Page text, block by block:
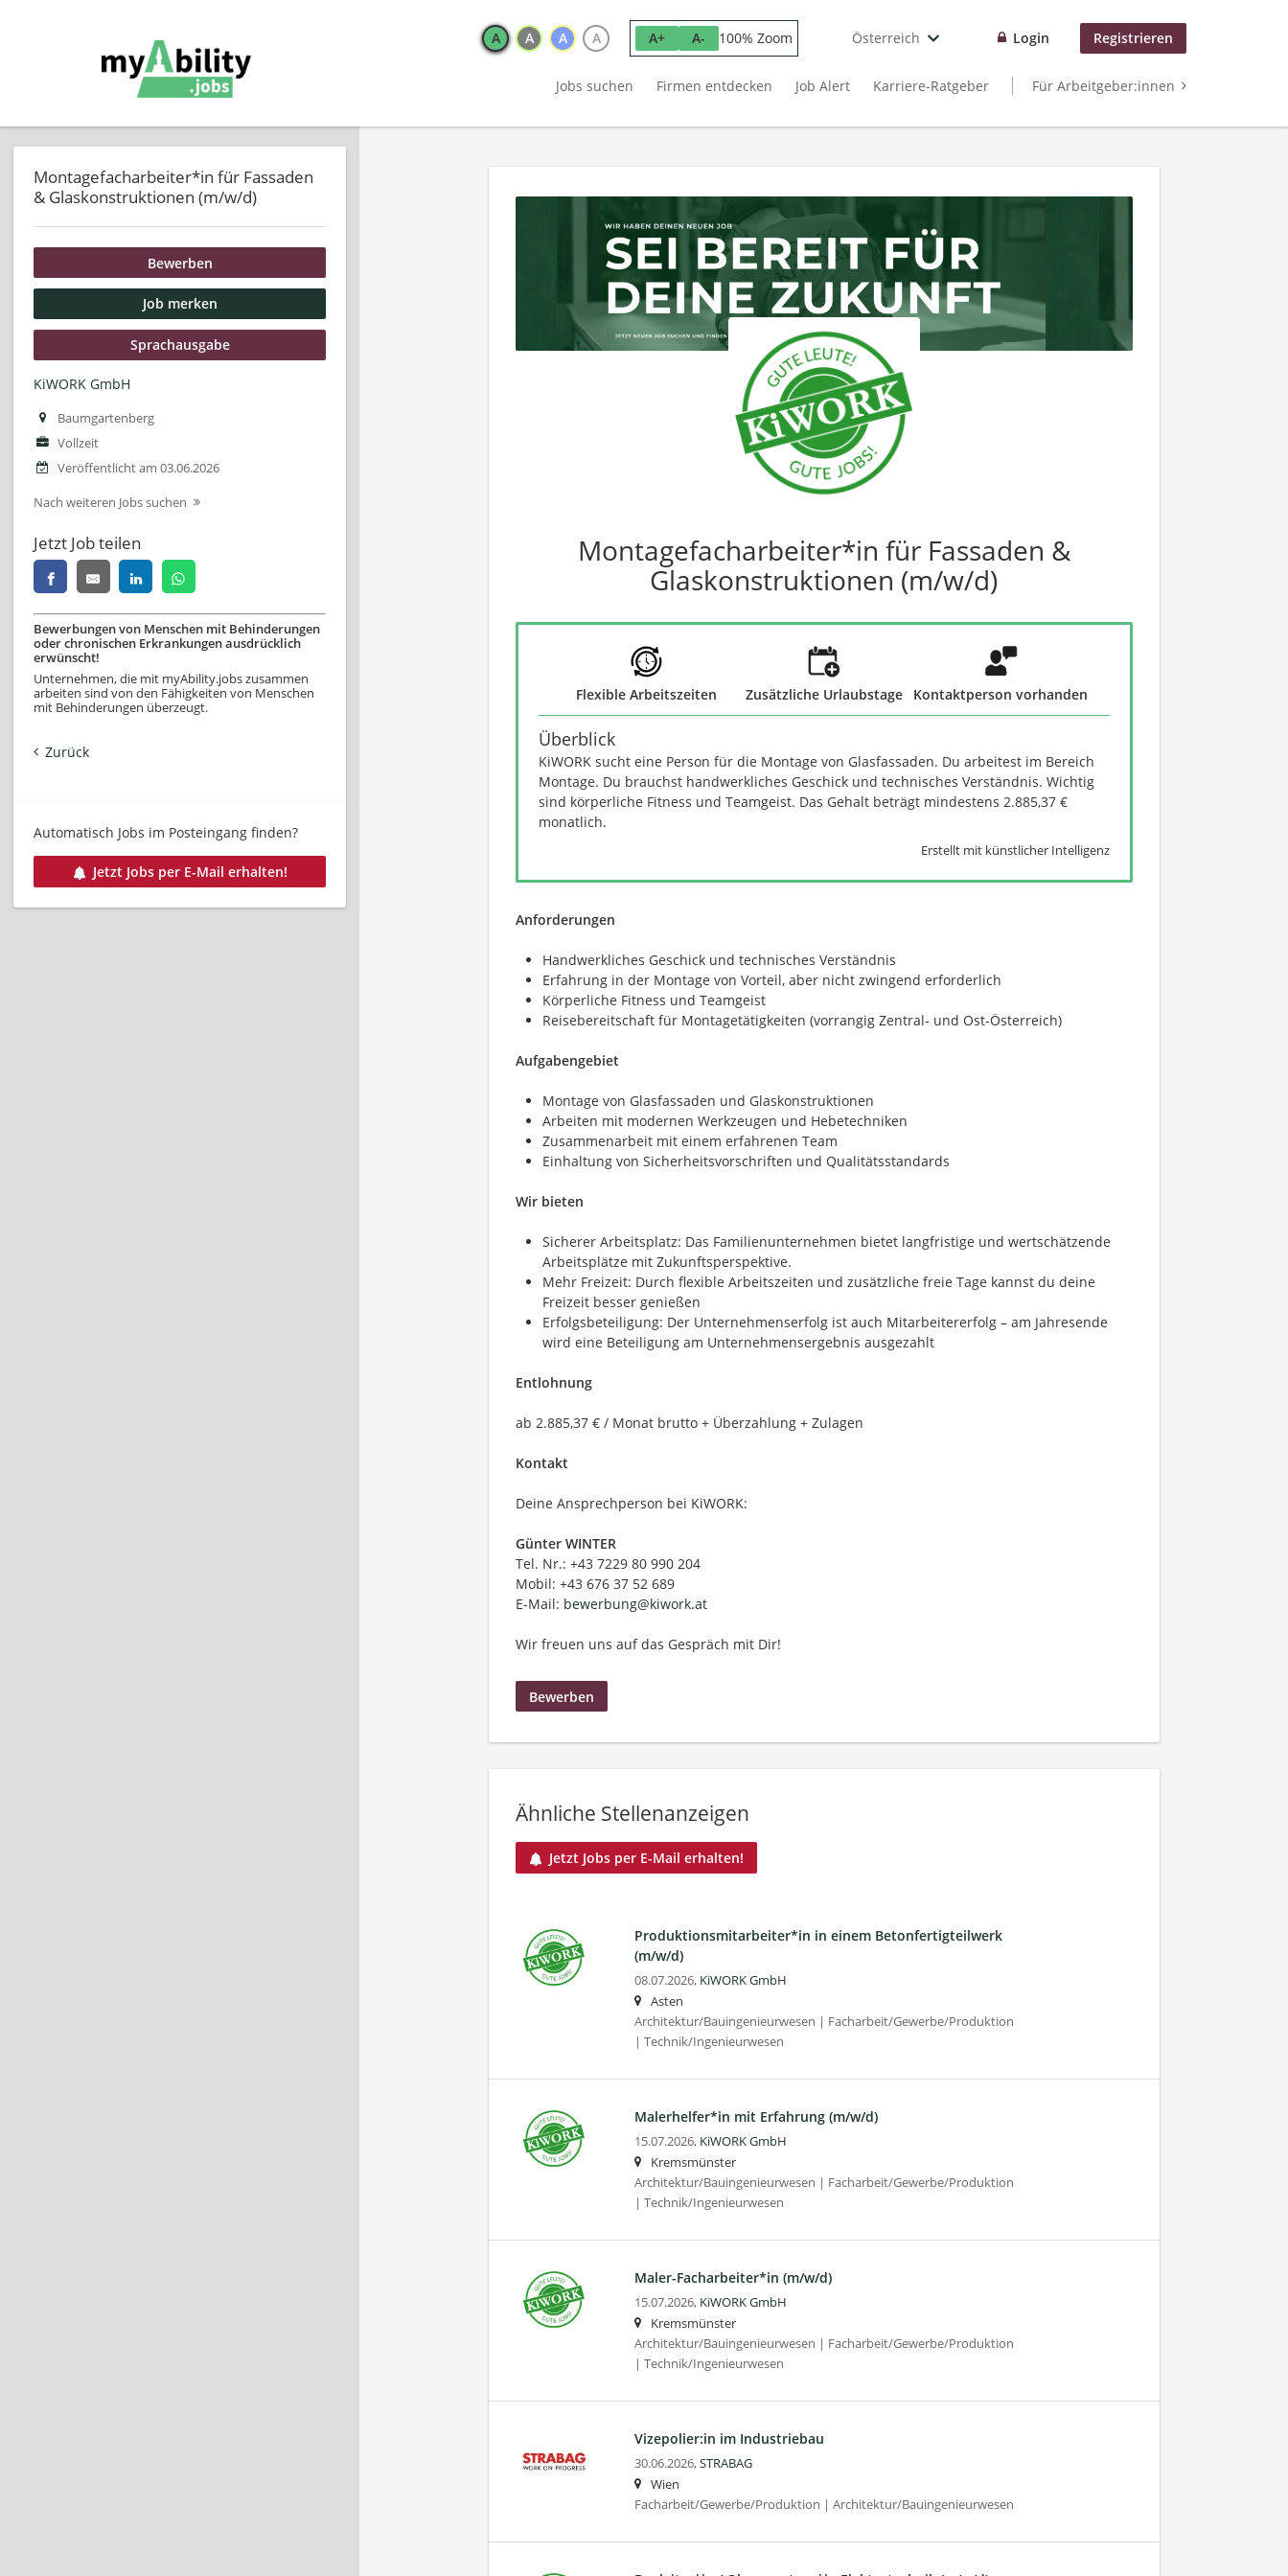
A A A A A+ A- 100% Zoom Österreich Login Registrieren
Jobs suchen Firmen entdecken Job Alert Karriere-Ratgeber Für Arbeitgeber:innen
Montagefacharbeiter*in für Fassaden
& Glaskonstruktionen (m/w/d)
Bewerben
Job merken
Sprachausgabe
KiWORK GmbH
Baumgartenberg
Vollzeit
Veröffentlicht am 03.06.2026
Nach weiteren Jobs suchen
Jetzt Job teilen
Bewerbungen von Menschen mit Behinderungen
oder chronischen Erkrankungen ausdrücklich
erwünscht!
Unternehmen, die mit myAbility.jobs zusammen
arbeiten sind von den Fähigkeiten von Menschen
mit Behinderungen überzeugt.
Zurück
Automatisch Jobs im Posteingang finden?
Jetzt Jobs per E-Mail erhalten!
Montagefacharbeiter*in für Fassaden &
Glaskonstruktionen (m/w/d)
Flexible Arbeitszeiten Zusätzliche Urlaubstage Kontaktperson vorhanden
Überblick
KiWORK sucht eine Person für die Montage von Glasfassaden. Du arbeitest im Bereich
Montage. Du brauchst handwerkliches Geschick und technisches Verständnis. Wichtig
sind körperliche Fitness und Teamgeist. Das Gehalt beträgt mindestens 2.885,37 €
monatlich.
Erstellt mit künstlicher Intelligenz
Anforderungen
Handwerkliches Geschick und technisches Verständnis
Erfahrung in der Montage von Vorteil, aber nicht zwingend erforderlich
Körperliche Fitness und Teamgeist
Reisebereitschaft für Montagetätigkeiten (vorrangig Zentral- und Ost-Österreich)
Aufgabengebiet
Montage von Glasfassaden und Glaskonstruktionen
Arbeiten mit modernen Werkzeugen und Hebetechniken
Zusammenarbeit mit einem erfahrenen Team
Einhaltung von Sicherheitsvorschriften und Qualitätsstandards
Wir bieten
Sicherer Arbeitsplatz: Das Familienunternehmen bietet langfristige und wertschätzende
Arbeitsplätze mit Zukunftsperspektive.
Mehr Freizeit: Durch flexible Arbeitszeiten und zusätzliche freie Tage kannst du deine
Freizeit besser genießen
Erfolgsbeteiligung: Der Unternehmenserfolg ist auch Mitarbeitererfolg – am Jahresende
wird eine Beteiligung am Unternehmensergebnis ausgezahlt
Entlohnung
ab 2.885,37 € / Monat brutto + Überzahlung + Zulagen
Kontakt
Deine Ansprechperson bei KiWORK:
Günter WINTER
Tel. Nr.: +43 7229 80 990 204
Mobil: +43 676 37 52 689
E-Mail: bewerbung@kiwork.at
Wir freuen uns auf das Gespräch mit Dir!
Bewerben
Ähnliche Stellenanzeigen
Jetzt Jobs per E-Mail erhalten!
Produktionsmitarbeiter*in in einem Betonfertigteilwerk
(m/w/d)
08.07.2026, KiWORK GmbH
Asten
Architektur/Bauingenieurwesen | Facharbeit/Gewerbe/Produktion
| Technik/Ingenieurwesen
Malerhelfer*in mit Erfahrung (m/w/d)
15.07.2026, KiWORK GmbH
Kremsmünster
Architektur/Bauingenieurwesen | Facharbeit/Gewerbe/Produktion
| Technik/Ingenieurwesen
Maler-Facharbeiter*in (m/w/d)
15.07.2026, KiWORK GmbH
Kremsmünster
Architektur/Bauingenieurwesen | Facharbeit/Gewerbe/Produktion
| Technik/Ingenieurwesen
Vizepolier:in im Industriebau
30.06.2026,STRABAG
Wien
Facharbeit/Gewerbe/Produktion | Architektur/Bauingenieurwesen